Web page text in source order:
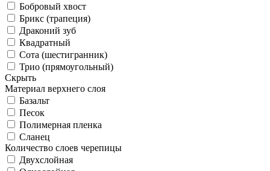
Бобровый хвост
Брикс (трапеция)
Драконий зуб
Квадратный
Сота (шестигранник)
Трио (прямоугольный)
Скрыть
Материал верхнего слоя
Базальт
Песок
Полимерная пленка
Сланец
Количество слоев черепицы
Двухслойная